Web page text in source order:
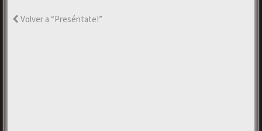
Volver a “Preséntate!”